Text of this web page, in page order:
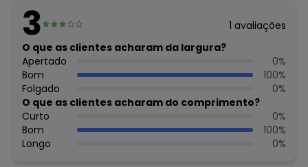
Feito: Brasil
Cuidados para conservação do produto: TEMP MÁX DE
LAVAGEM 30°C. NÃO ALVEJAR NÃO SECAR EM TAMBOR
SECAGEM EM VARAL À SOMBRA TEMP MÁX DA BASE DO FERRO
DE 110°C SEM VAPOR. VAPOR PODE CAUSAR DANOS
IRREVERSÍVEIS NÃO LIMPAR A SECO
Tecido: Linho
Composição: 80% viscose 20% linho
3 1 avaliações
O que as clientes acharam da largura?
Apertado
0%
Bom
100%
Folgado
0%
O que as clientes acharam do comprimento?
Curto
0%
Bom
100%
Longo
0%